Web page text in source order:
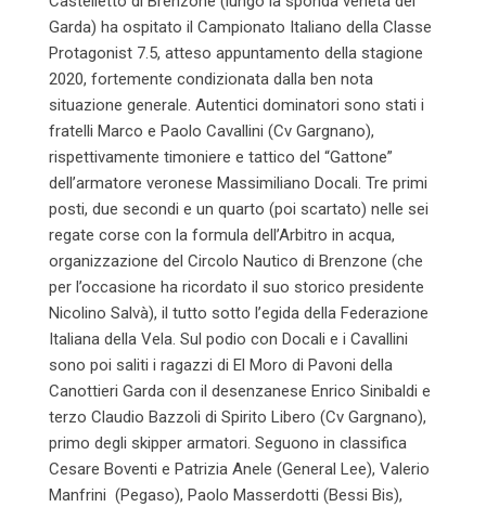
Garda) ha ospitato il Campionato Italiano della Classe
Protagonist 7.5, atteso appuntamento della stagione
2020, fortemente condizionata dalla ben nota
situazione generale. Autentici dominatori sono stati i
fratelli Marco e Paolo Cavallini (Cv Gargnano),
rispettivamente timoniere e tattico del “Gattone”
dell’armatore veronese Massimiliano Docali. Tre primi
posti, due secondi e un quarto (poi scartato) nelle sei
regate corse con la formula dell’Arbitro in acqua,
organizzazione del Circolo Nautico di Brenzone (che
per l’occasione ha ricordato il suo storico presidente
Nicolino Salvà), il tutto sotto l’egida della Federazione
Italiana della Vela. Sul podio con Docali e i Cavallini
sono poi saliti i ragazzi di El Moro di Pavoni della
Canottieri Garda con il desenzanese Enrico Sinibaldi e
terzo Claudio Bazzoli di Spirito Libero (Cv Gargnano),
primo degli skipper armatori. Seguono in classifica
Cesare Boventi e Patrizia Anele (General Lee), Valerio
Manfrini (Pegaso), Paolo Masserdotti (Bessi Bis),